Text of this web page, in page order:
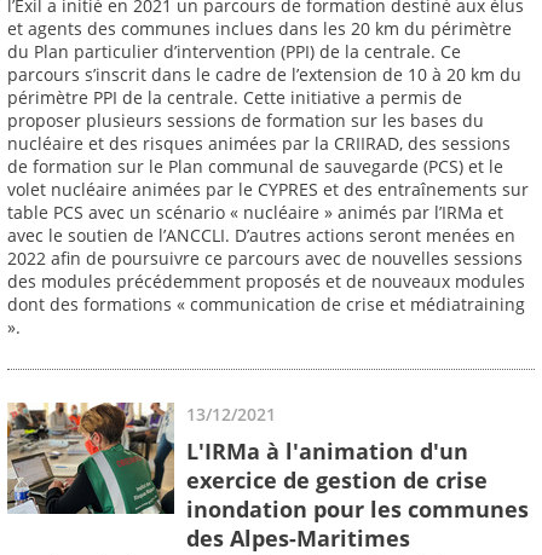
l’Exil a initié en 2021 un parcours de formation destiné aux élus
et agents des communes inclues dans les 20 km du périmètre
du Plan particulier d’intervention (PPI) de la centrale. Ce
parcours s’inscrit dans le cadre de l’extension de 10 à 20 km du
périmètre PPI de la centrale. Cette initiative a permis de
proposer plusieurs sessions de formation sur les bases du
nucléaire et des risques animées par la CRIIRAD, des sessions
de formation sur le Plan communal de sauvegarde (PCS) et le
volet nucléaire animées par le CYPRES et des entraînements sur
table PCS avec un scénario « nucléaire » animés par l’IRMa et
avec le soutien de l’ANCCLI. D’autres actions seront menées en
2022 afin de poursuivre ce parcours avec de nouvelles sessions
des modules précédemment proposés et de nouveaux modules
dont des formations « communication de crise et médiatraining
».
13/12/2021
L'IRMa à l'animation d'un
exercice de gestion de crise
inondation pour les communes
des Alpes-Maritimes